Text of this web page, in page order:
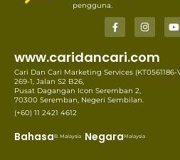
pengguna.
www.caridancari.com
Cari Dan Cari Marketing Services (KT0561186-
269-1, Jalan S2 B26,
Pusat Dagangan Icon Seremban 2,
70300 Seremban, Negeri Sembilan.
(+60) 11 2421 4612
BahasaB. Malaysia NegaraMalaysia